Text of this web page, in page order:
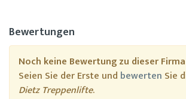
Bewertungen
Noch keine Bewertung zu dieser
Seien Sie der Erste und bewerten Sie
Dietz Treppenlifte.